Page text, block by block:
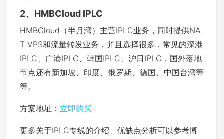
2、HMBCloud IPLC
HMBCloud（半月湾）主营IPLC业务，同时提供NA
T VPS和流量转发业务，并且选择很多，常见的深港
IPLC、广港IPLC、韩国IPLC、沪日IPLC，国外落地
节点还有新加坡、印度、俄罗斯、德国、中国台湾等
等。
方案地址： 立即购买
更多关于IPLC专线的介绍、优缺点分析可以参考博